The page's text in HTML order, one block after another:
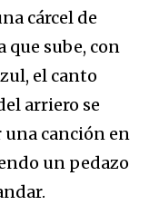
cárcel de
que sube, con
el canto
arriero se
canción en
un pedazo